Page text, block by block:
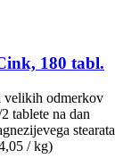
180 tabl.
odmerkov
tablete na dan
stearata
/ kg)